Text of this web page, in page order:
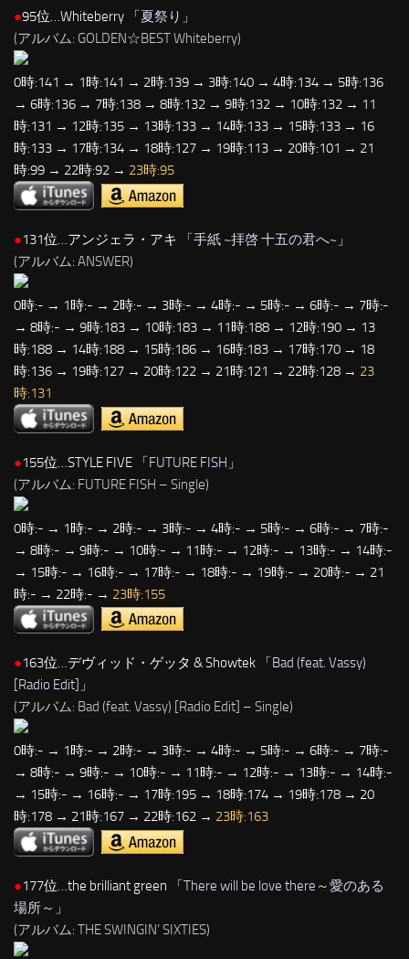
●95位…Whiteberry 「夏祭り 」
(アルバム: GOLDEN☆BEST Whiteberry)
0時:141 → 1時:141 → 2時:139 → 3時:140 → 4時:134 → 5時:136
→ 6時:136 → 7時:138 → 8時:132 → 9時:132 → 10時:132 → 11
時:131 → 12時:135 → 13時:133 → 14時:133 → 15時:133 → 16
時:133 → 17時:134 → 18時:127 → 19時:113 → 20時:101 → 21
時:99 → 22時:92 → 23時:95
●131位…アンジェラ・アキ 「手紙 ~拝啓 十五の君へ~ 」
(アルバム: ANSWER)
0時:- → 1時:- → 2時:- → 3時:- → 4時:- → 5時:- → 6時:- → 7時:-
→ 8時:- → 9時:183 → 10時:183 → 11時:188 → 12時:190 → 13
時:188 → 14時:188 → 15時:186 → 16時:183 → 17時:170 → 18
時:136 → 19時:127 → 20時:122 → 21時:121 → 22時:128 → 23
時:131
●155位…STYLE FIVE 「FUTURE FISH 」
(アルバム: FUTURE FISH – Single)
0時:- → 1時:- → 2時:- → 3時:- → 4時:- → 5時:- → 6時:- → 7時:-
→ 8時:- → 9時:- → 10時:- → 11時:- → 12時:- → 13時:- → 14時:-
→ 15時:- → 16時:- → 17時:- → 18時:- → 19時:- → 20時:- → 21
時:- → 22時:- → 23時:155
●163位…デヴィッド・ゲッタ & Showtek 「 Bad (feat. Vassy)
[Radio Edit] 」
(アルバム: Bad (feat. Vassy) [Radio Edit] – Single)
0時:- → 1時:- → 2時:- → 3時:- → 4時:- → 5時:- → 6時:- → 7時:-
→ 8時:- → 9時:- → 10時:- → 11時:- → 12時:- → 13時:- → 14時:-
→ 15時:- → 16時:- → 17時:195 → 18時:174 → 19時:178 → 20
時:178 → 21時:167 → 22時:162 → 23時:163
●177位…the brilliant green 「There will be love there～愛のある
場所～ 」
(アルバム: THE SWINGIN’ SIXTIES)